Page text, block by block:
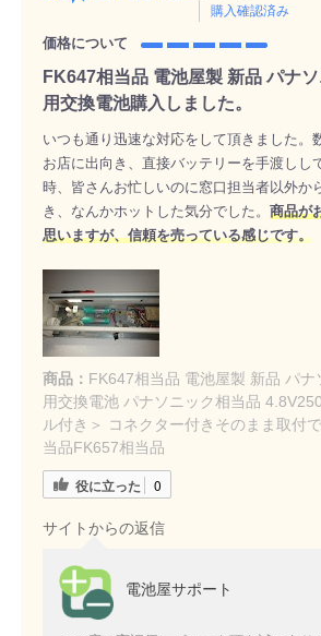
購入確認済み
価格について
FK647相当品 電池屋製 新品 パナ
用交換電池購入しました。
いつも通り迅速な対応をして頂きました。
お店に出向き、直接バッテリーを手渡しし
時、皆さんお忙しいのに窓口担当者以外か
き、なんかホットした気分でした。 商品が
思いますが、信頼を売っている感じです。
商品： FK647相当品 電池屋製 新品 パナ
用交換電池 パナソニック相当品
ル付き＞ コネクター付きそのまま取付
当品FK657相当品
役に立った 0
サイトからの返信
電池屋サポート